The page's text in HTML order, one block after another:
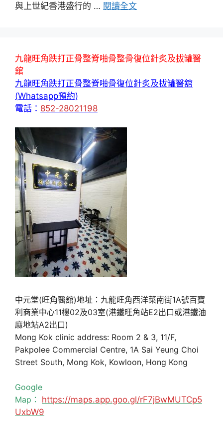
與上世紀香港盛行的 … 閱讀全文
九龍旺角跌打正骨整脊啪骨整骨復位針炙及拔罐醫
舘
九龍旺角跌打正骨整脊啪骨復位針炙及拔罐醫舘
(Whatsapp預約)
電話： 852-28021198
中元堂(旺角醫舘)地址：九龍旺角西洋菜南街1A號百寶
利商業中心11樓02及03室(港鐵旺角站E2出口或港鐵油
麻地站A2出口)
Mong Kok clinic address: Room 2 & 3, 11/F,
Pakpolee Commercial Centre, 1A Sai Yeung Choi
Street South, Mong Kok, Kowloon, Hong Kong
Google
Map： https://maps.app.goo.gl/rF7jBwMUTCp5
UxbW9